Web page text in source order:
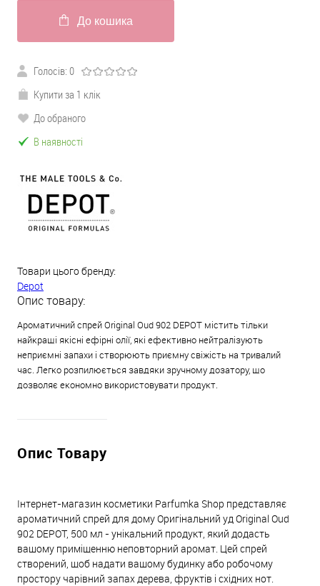
До кошика
Голосів: 0
Купити за 1 клік
До обраного
В наявності
Товари цього бренду:
Depot
Опис товару:
Ароматичний спрей Original Oud 902 DEPOT містить тільки
найкращі якісні ефірні олії, які ефективно нейтралізують
неприємні запахи і створюють приємну свіжість на тривалий
час. Легко розпилюється завдяки зручному дозатору, що
дозволяє економно використовувати продукт.
Опис Товару
Інтернет-магазин косметики Parfumka Shop представляє
ароматичний спрей для дому Оригінальний уд Original Oud
902 DEPOT, 500 мл - унікальний продукт, який додасть
вашому приміщенню неповторний аромат. Цей спрей
створений, щоб надати вашому будинку або робочому
простору чарівний запах дерева, фруктів і східних нот.